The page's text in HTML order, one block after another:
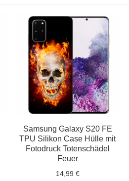
Samsung Galaxy S20 FE
TPU Silikon Case Hülle mit
Fotodruck Totenschädel
Feuer
14,99 €